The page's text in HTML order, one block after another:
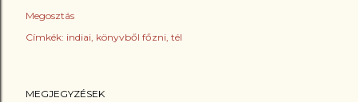
Megosztás
Címkék: indiai könyvből főzni tél
MEGJEGYZÉSEK